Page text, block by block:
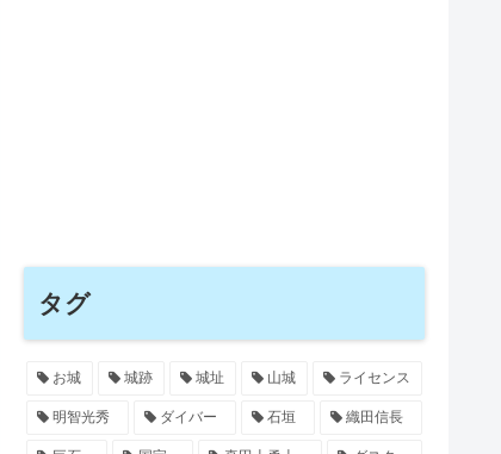
タグ
お城 城跡 城址 山城 ライセンス
明智光秀 ダイバー 石垣 織田信長